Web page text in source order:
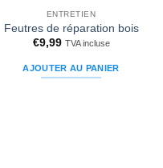
d’envies
ENTRETIEN
Feutres de réparation bois
€9,99 TVA incluse
AJOUTER AU PANIER